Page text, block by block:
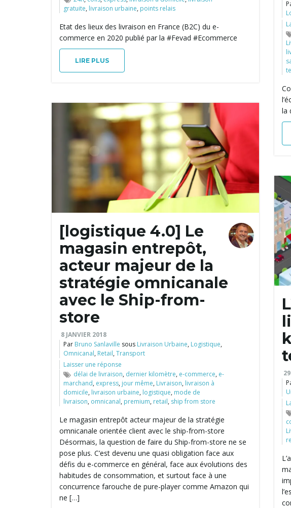
gratuite, livraison urbaine, points relais
Etat des lieux des livraison en France (B2C) du e-
commerce en 2020 publié par la #Fevad #Ecommerce
LIRE PLUS
la
[logistique 4.0] Le
magasin entrepôt,
acteur majeur de la
stratégie omnicanale
avec le Ship-from-
store
8 JANVIER 2018
Par Bruno Sanlaville sous Livraison Urbaine, Logistique,
Omnicanal, Retail,Transport
Laisser une réponse
délai de livraison, dernier kilomètre, e-commerce, e-
marchand, express, jour même, Livraison, livraison à
domicile, livraison urbaine, logistique, mode de
livraison, omnicanal, premium, retail, ship from store
Le magasin entrepôt acteur majeur de la stratégie
omnicanale orientée client avec le ship-from-store
Désormais, la question de faire du Ship-from-store ne se
pose plus. C’est devenu une quasi obligation face aux
défis du e-commerce en général, face aux évolutions des
habitudes de consommation, et surtout face à une
concurrence farouche de pure-player comme Amazon qui
ne […]